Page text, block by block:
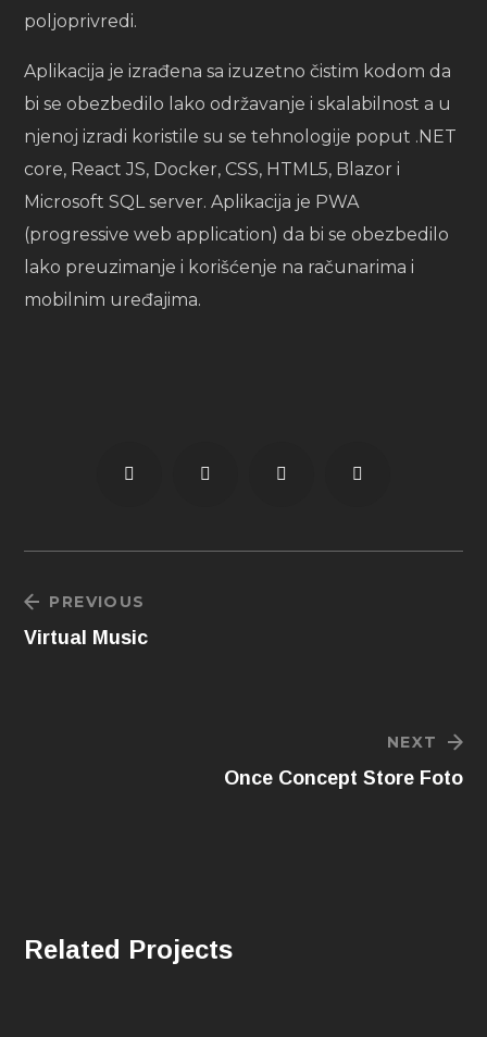
poljoprivredi.
Aplikacija je izrađena sa izuzetno čistim kodom da
bi se obezbedilo lako održavanje i skalabilnost a u
njenoj izradi koristile su se tehnologije poput .NET
core, React JS, Docker, CSS, HTML5, Blazor i
Microsoft SQL server. Aplikacija je PWA
(progressive web application) da bi se obezbedilo
lako preuzimanje i korišćenje na računarima i
mobilnim uređajima.
PREVIOUS
Virtual Music
NEXT
Once Concept Store Foto
Related Projects